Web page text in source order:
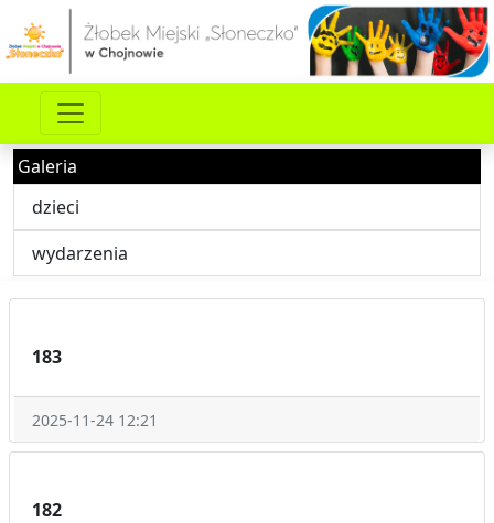
Galeria
dzieci
wydarzenia
183
2025-11-24 12:21
182